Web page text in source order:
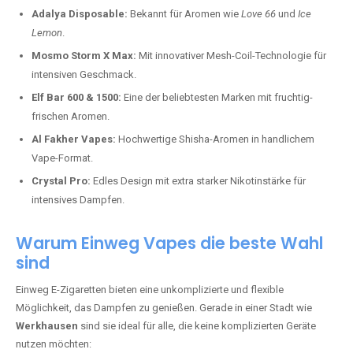
Adalya Disposable: Bekannt für Aromen wie Love 66 und Ice
Lemon.
Mosmo Storm X Max: Mit innovativer Mesh-Coil-Technologie für
intensiven Geschmack.
Elf Bar 600 & 1500: Eine der beliebtesten Marken mit fruchtig-
frischen Aromen.
Al Fakher Vapes: Hochwertige Shisha-Aromen in handlichem
Vape-Format.
Crystal Pro: Edles Design mit extra starker Nikotinstärke für
intensives Dampfen.
Warum Einweg Vapes die beste Wahl
sind
Einweg E-Zigaretten bieten eine unkomplizierte und flexible
Möglichkeit, das Dampfen zu genießen. Gerade in einer Stadt wie
Werkhausen sind sie ideal für alle, die keine komplizierten Geräte
nutzen möchten: